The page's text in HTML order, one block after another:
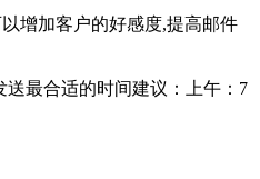
增加客户的好感度,提高邮件
最合适的时间建议：上午：7